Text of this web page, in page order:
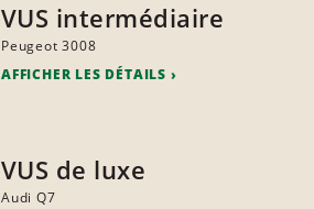
VUS intermédiaire
Peugeot 3008
AFFICHER LES DÉTAILS
VUS de luxe
Audi Q7